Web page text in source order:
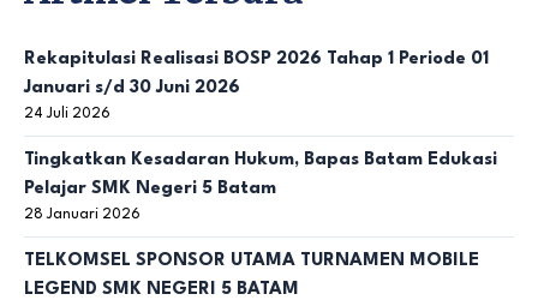
Rekapitulasi Realisasi BOSP 2026 Tahap 1 Periode 01
Januari s/d 30 Juni 2026
24 Juli 2026
Tingkatkan Kesadaran Hukum, Bapas Batam Edukasi
Pelajar SMK Negeri 5 Batam
28 Januari 2026
TELKOMSEL SPONSOR UTAMA TURNAMEN MOBILE
LEGEND SMK NEGERI 5 BATAM